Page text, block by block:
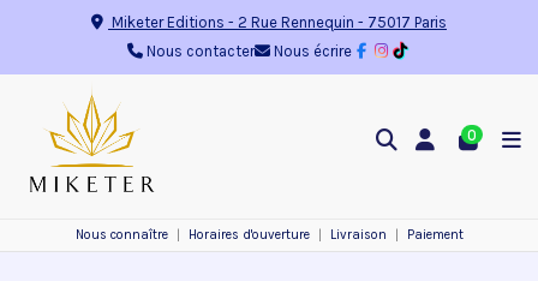
Miketer Editions - 2 Rue Rennequin - 75017 Paris
Nous contacter
Nous écrire
0
Nous connaître Horaires d'ouverture Livraison Paiement